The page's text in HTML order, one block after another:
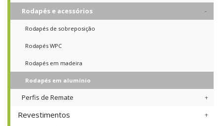
Rodapés e acessórios
Rodapés de sobreposição
Rodapés WPC
Rodapés em madeira
Rodapés em alumínio
Perfis de Remate
Revestimentos